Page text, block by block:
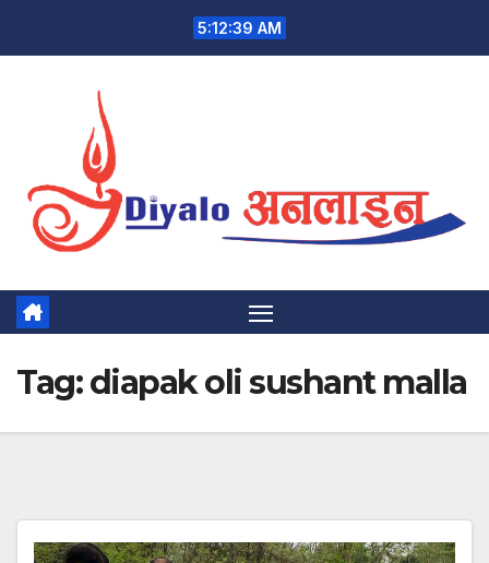
5:12:39 AM
Tag:diapak oli sushant malla